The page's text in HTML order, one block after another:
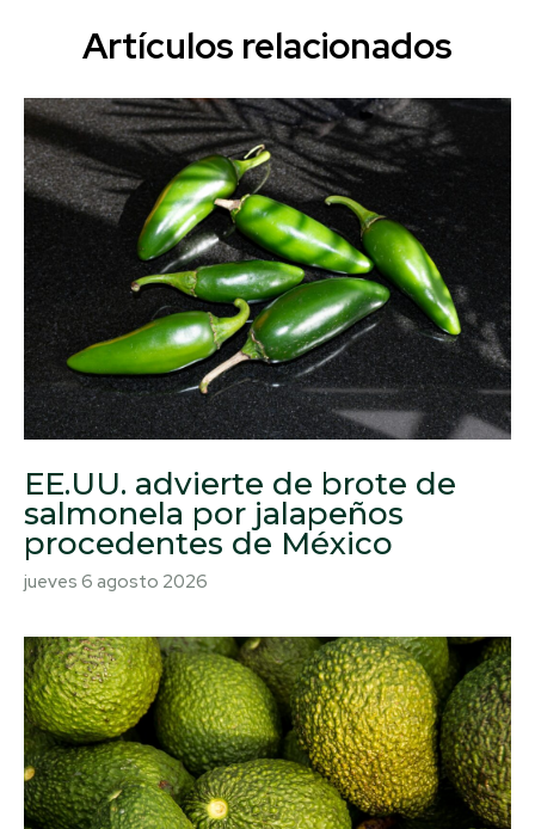
Artículos relacionados
EE.UU. advierte de brote de
salmonela por jalapeños
procedentes de México
jueves 6 agosto 2026